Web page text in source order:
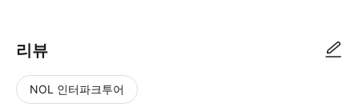
리뷰
NOL 인터파크투어